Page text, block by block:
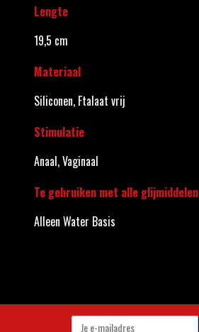
Lengte
19,5 cm
Materiaal
Siliconen, Ftalaat vrij
Stimulatie
Anaal, Vaginaal
Te gebruiken met alle glijmiddelen
Alleen Water Basis